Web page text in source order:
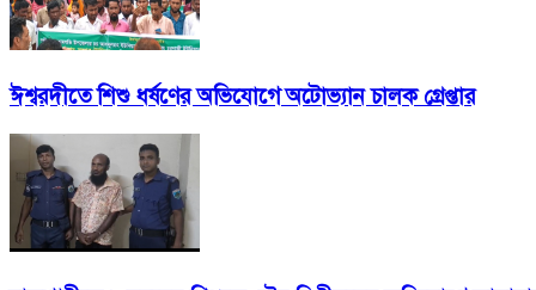
ঈশ্বরদীতে শিশু ধর্ষণের অভিযোগে অটোভ্যান চালক গ্রেপ্তার